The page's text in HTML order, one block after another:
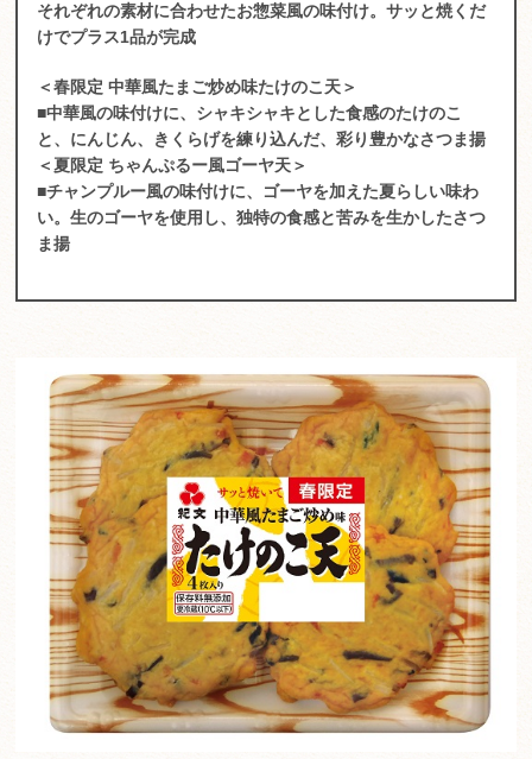
それぞれの素材に合わせたお惣菜風の味付け。サッと焼くだ
けでプラス1品が完成
＜春限定 中華風たまご炒め味たけのこ天＞
■中華風の味付けに、シャキシャキとした食感のたけのこ
と、にんじん、きくらげを練り込んだ、彩り豊かなさつま揚
＜夏限定 ちゃんぷるー風ゴーヤ天＞
■チャンプルー風の味付けに、ゴーヤを加えた夏らしい味わ
い。生のゴーヤを使用し、独特の食感と苦みを生かしたさつ
ま揚